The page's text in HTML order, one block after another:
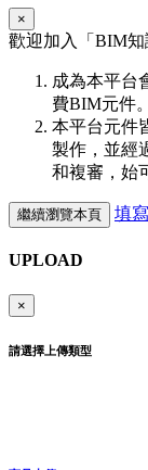
×
歡迎加入「 BIM知
成為本平台
費BIM元件。
本平台元件
製作，並經
和複審，始
繼續瀏覽本頁 填
UPLOAD
×
請選擇上傳類型